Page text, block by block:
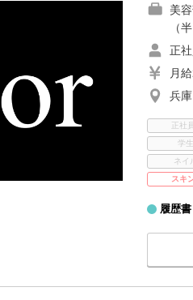
美
（
正
月
兵庫
正社
学
ネイ
スキ
履歴